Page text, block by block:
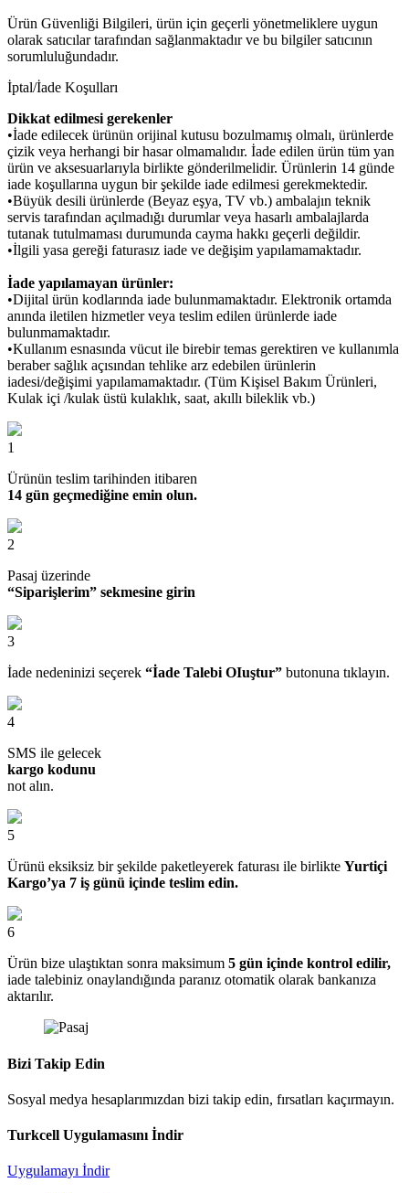
Ürün Güvenliği Bilgileri, ürün için geçerli yönetmeliklere uygun
olarak satıcılar tarafından sağlanmaktadır ve bu bilgiler satıcının
sorumluluğundadır.
İptal/İade Koşulları
Dikkat edilmesi gerekenler
•İade edilecek ürünün orijinal kutusu bozulmamış olmalı, ürünlerde
çizik veya herhangi bir hasar olmamalıdır. İade edilen ürün tüm yan
ürün ve aksesuarlarıyla birlikte gönderilmelidir. Ürünlerin 14 günde
iade koşullarına uygun bir şekilde iade edilmesi gerekmektedir.
•Büyük desili ürünlerde (Beyaz eşya, TV vb.) ambalajın teknik
servis tarafından açılmadığı durumlar veya hasarlı ambalajlarda
tutanak tutulmaması durumunda cayma hakkı geçerli değildir.
•İlgili yasa gereği faturasız iade ve değişim yapılamamaktadır.
İade yapılamayan ürünler:
•Dijital ürün kodlarında iade bulunmamaktadır. Elektronik ortamda
anında iletilen hizmetler veya teslim edilen ürünlerde iade
bulunmamaktadır.
•Kullanım esnasında vücut ile birebir temas gerektiren ve kullanımla
beraber sağlık açısından tehlike arz edebilen ürünlerin
iadesi/değişimi yapılamamaktadır. (Tüm Kişisel Bakım Ürünleri,
Kulak içi /kulak üstü kulaklık, saat, akıllı bileklik vb.)
1
Ürünün teslim tarihinden itibaren
14 gün geçmediğine emin olun.
2
Pasaj üzerinde
“Siparişlerim” sekmesine girin
3
İade nedeninizi seçerek “İade Talebi OIuştur” butonuna tıklayın.
4
SMS ile gelecek
kargo kodunu
not alın.
5
Ürünü eksiksiz bir şekilde paketleyerek faturası ile birlikte Yurtiçi
Kargo’ya 7 iş günü içinde teslim edin.
6
Ürün bize ulaştıktan sonra maksimum 5 gün içinde kontrol edilir,
iade talebiniz onaylandığında paranız otomatik olarak bankanıza
aktarılır.
Bizi Takip Edin
Sosyal medya hesaplarımızdan bizi takip edin, fırsatları kaçırmayın.
Turkcell Uygulamasını İndir
Uygulamayı İndir